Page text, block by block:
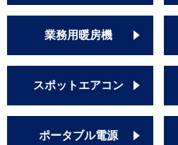
業務用暖房機
スポットエアコン
ポータブル電源